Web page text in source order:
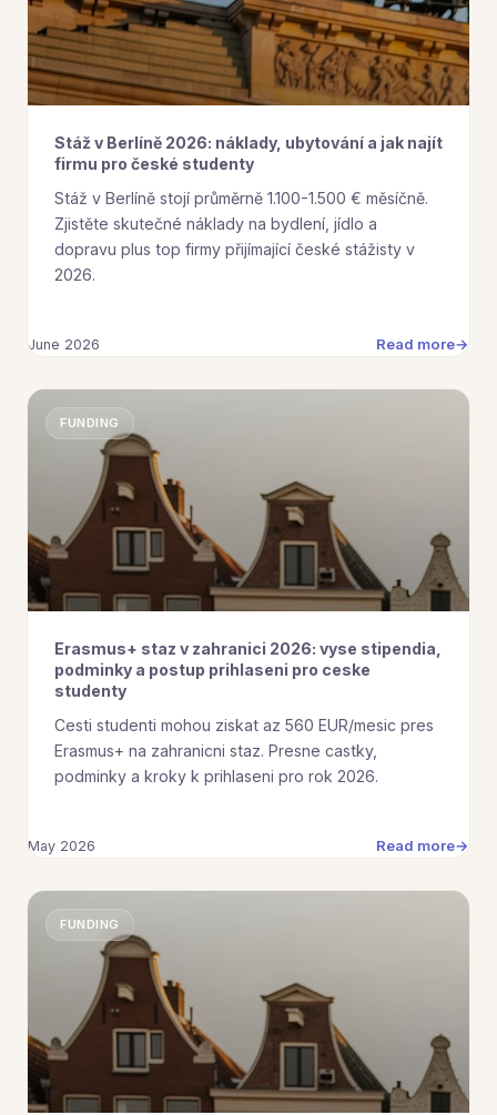
Stáž v Berlíně 2026: náklady, ubytování a jak najít
firmu pro české studenty
Stáž v Berlíně stojí průměrně 1.100-1.500 € měsíčně.
Zjistěte skutečné náklady na bydlení, jídlo a
dopravu plus top firmy přijímající české stážisty v
2026.
June 2026 Read more
FUNDING
Erasmus+ staz v zahranici 2026: vyse stipendia,
podminky a postup prihlaseni pro ceske
studenty
Cesti studenti mohou ziskat az 560 EUR/mesic pres
Erasmus+ na zahranicni staz. Presne castky,
podminky a kroky k prihlaseni pro rok 2026.
May 2026 Read more
FUNDING